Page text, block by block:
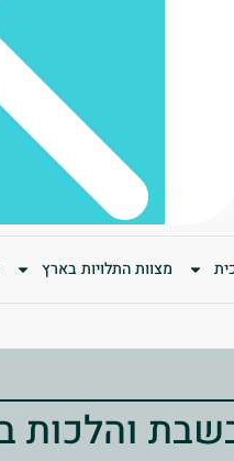
מצוות התלויות בארץ
והלכות